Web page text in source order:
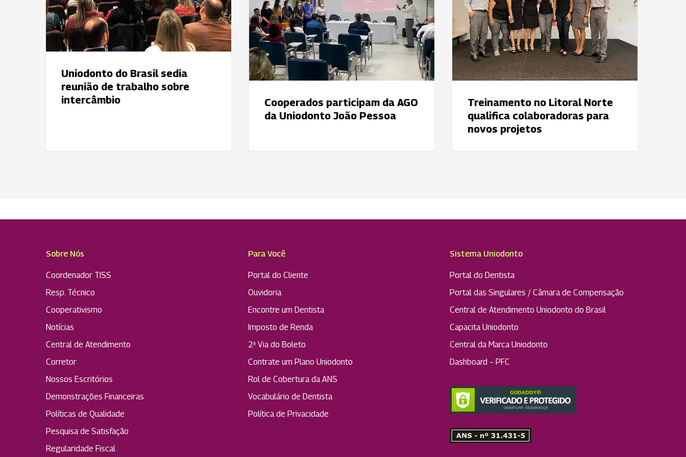
de
trabalho
sobre
intercâmbio
Uniodonto do Brasil sedia
reunião de trabalho sobre
intercâmbio
Uniodonto
João
Pessoa
Cooperados participam da AGO
da Uniodonto João Pessoa
colaboradoras
novos
projetos
Treinamento no Litoral Norte
qualifica colaboradoras para
novos projetos
Sobre Nós
Coordenador TISS
Resp. Técnico
Cooperativismo
Notícias
Central de Atendimento
Corretor
Nossos Escritórios
Demonstrações Financeiras
Políticas de Qualidade
Pesquisa de Satisfação
Regularidade Fiscal
Para Você
Portal do Cliente
Ouvidoria
Encontre um Dentista
Imposto de Renda
2ª Via do Boleto
Contrate um Plano Uniodonto
Rol de Cobertura da ANS
Vocabulário de Dentista
Política de Privacidade
Sistema Uniodonto
Portal do Dentista
Portal das Singulares / Câmara de Compensação
Central de Atendimento Uniodonto do Brasil
Capacita Uniodonto
Central da Marca Uniodonto
Dashboard – PFC